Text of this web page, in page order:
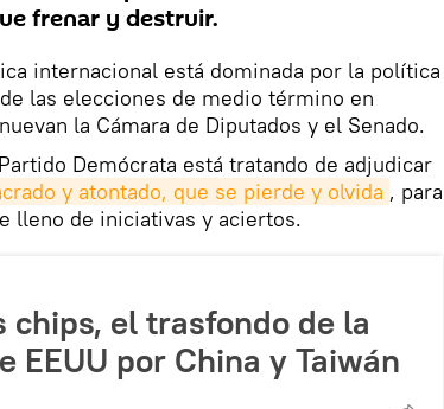
frenar y destruir.
internacional está dominada por la política
las elecciones de medio término en
la Cámara de Diputados y el Senado.
Demócrata está tratando de adjudicar
y atontado, que se pierde y olvida , para
lleno de iniciativas y aciertos.
chips, el trasfondo de la
EEUU por China y Taiwán